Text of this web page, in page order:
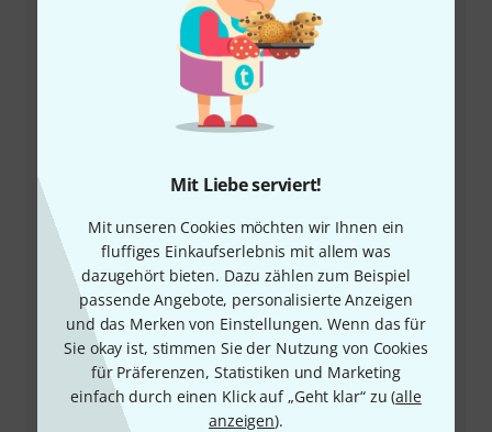
Mit Liebe serviert!
Mit unseren Cookies möchten wir Ihnen ein
fluffiges Einkaufserlebnis mit allem was
dazugehört bieten. Dazu zählen zum Beispiel
passende Angebote, personalisierte Anzeigen
und das Merken von Einstellungen. Wenn das für
Sie okay ist, stimmen Sie der Nutzung von Cookies
für Präferenzen, Statistiken und Marketing
einfach durch einen Klick auf „Geht klar“ zu (alle
anzeigen).
+49-9546-9223-66
Unser Thomann Team Kundenservice steht Ihnen bei
allen Fragen und Problemen nach dem Kauf zur Seite.
Kundennummer bereithalten
Öffnungszeiten